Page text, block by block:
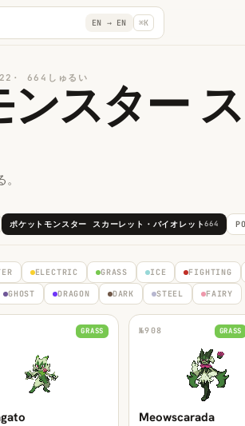
EN → EN ⌘K
· 664しゅるいスター
ポケットモンスター スカーレット・バイオレット664
ELECTRIC GRASS ICE FIGHTING
GHOST DRAGON DARK STEEL FAIRY
GRASS №908 GRASS
Meowscarada